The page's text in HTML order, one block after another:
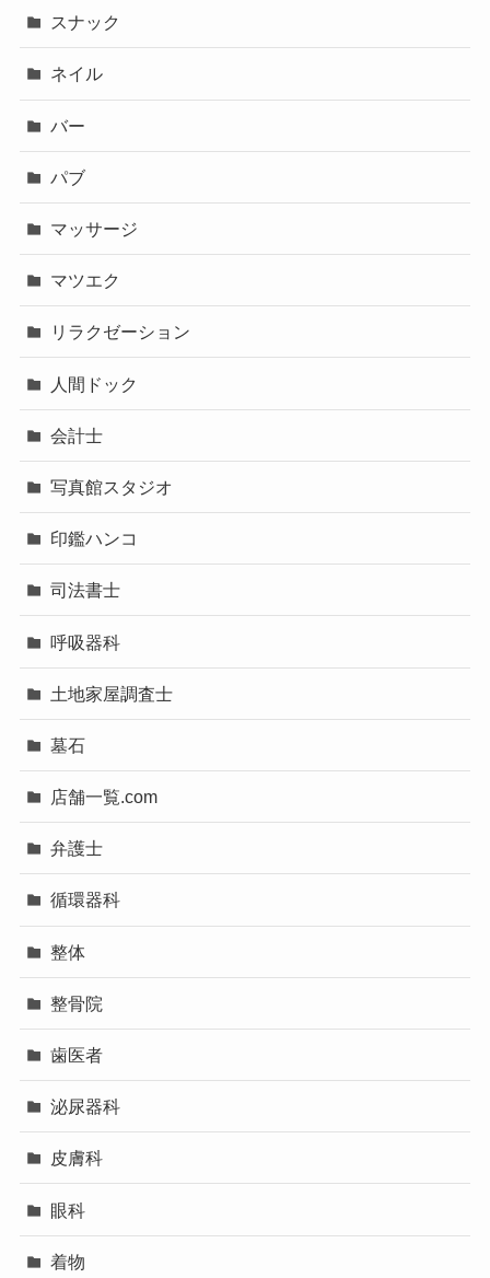
スナック
ネイル
バー
パブ
マッサージ
マツエク
リラクゼーション
人間ドック
会計士
写真館スタジオ
印鑑ハンコ
司法書士
呼吸器科
土地家屋調査士
墓石
店舗一覧.com
弁護士
循環器科
整体
整骨院
歯医者
泌尿器科
皮膚科
眼科
着物